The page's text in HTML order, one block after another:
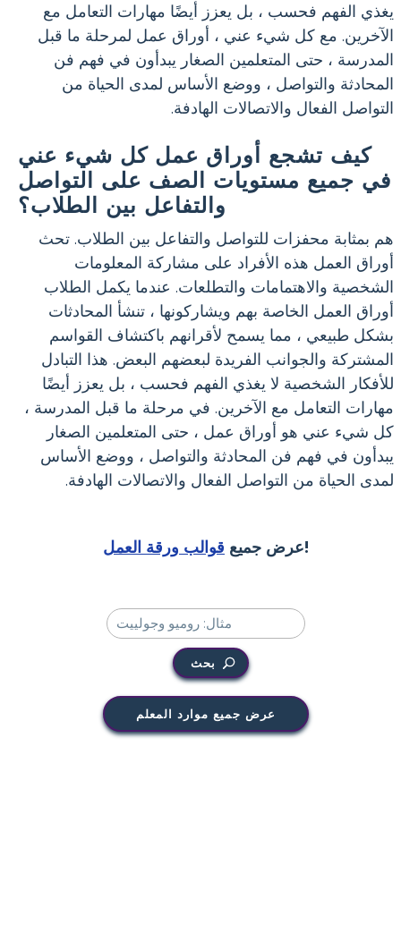
يغذي الفهم فحسب ، بل يعزز أيضًا مهارات التعامل مع
الآخرين. مع كل شيء عني ، أوراق عمل لمرحلة ما قبل
المدرسة ، حتى المتعلمين الصغار يبدأون في فهم فن
المحادثة والتواصل ، ووضع الأساس لمدى الحياة من
التواصل الفعال والاتصالات الهادفة.
كيف تشجع أوراق عمل كل شيء عني
في جميع مستويات الصف على التواصل
والتفاعل بين الطلاب؟
هم بمثابة محفزات للتواصل والتفاعل بين الطلاب. تحث
أوراق العمل هذه الأفراد على مشاركة المعلومات
الشخصية والاهتمامات والتطلعات. عندما يكمل الطلاب
أوراق العمل الخاصة بهم ويشاركونها ، تنشأ المحادثات
بشكل طبيعي ، مما يسمح لأقرانهم باكتشاف القواسم
المشتركة والجوانب الفريدة لبعضهم البعض. هذا التبادل
للأفكار الشخصية لا يغذي الفهم فحسب ، بل يعزز أيضًا
مهارات التعامل مع الآخرين. في مرحلة ما قبل المدرسة ،
كل شيء عني هو أوراق عمل ، حتى المتعلمين الصغار
يبدأون في فهم فن المحادثة والتواصل ، ووضع الأساس
لمدى الحياة من التواصل الفعال والاتصالات الهادفة.
عرض جميع قوالب ورقة العمل !
بحث
عرض جميع موارد المعلم